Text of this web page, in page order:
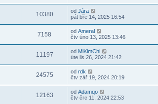
10380 od Jára
pát bře 14, 2025 16:54
7158 od Ameral
čtv úno 13, 2025 13:46
11197 od MiKimChi
úte lis 26, 2024 21:42
24575 od rdk
čtv zář 19, 2024 20:19
12163 od Adamqo
čtv črc 11, 2024 22:53